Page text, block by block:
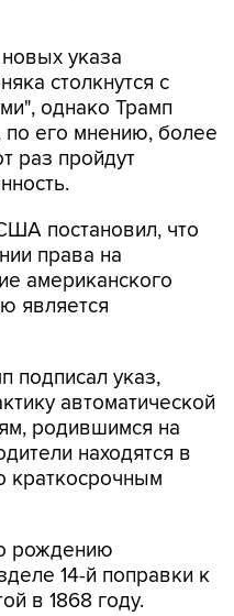
указа
столкнутся с
однако Трамп
по его мнению, более
раз пройдут
постановил, что
права на
американского
является
подписал указ,
автоматической
родившимся на
находятся в
краткосрочным
рождению
14-й поправки к
в 1868 году.